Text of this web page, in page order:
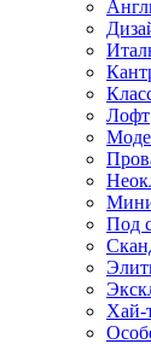
Лофт
Под
Хай-